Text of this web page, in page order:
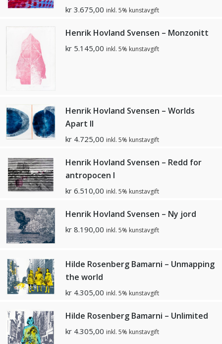
kr 3.675,00 inkl. 5% kunstavgift
Henrik Hovland Svensen – Monzonitt
kr 5.145,00 inkl. 5% kunstavgift
Henrik Hovland Svensen – Worlds
Apart II
kr 4.725,00 inkl. 5% kunstavgift
Henrik Hovland Svensen – Redd for
antropocen I
kr 6.510,00 inkl. 5% kunstavgift
Henrik Hovland Svensen – Ny jord
kr 8.190,00 inkl. 5% kunstavgift
Hilde Rosenberg Bamarni – Unmapping
the world
kr 4.305,00 inkl. 5% kunstavgift
Hilde Rosenberg Bamarni – Unlimited
kr 4.305,00 inkl. 5% kunstavgift